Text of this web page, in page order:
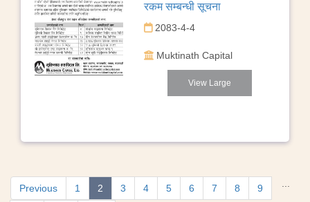
रकम सम्बन्धी सूचना
2083-4-4
Muktinath Capital
View Large
Previous 1 2 3 4 5 6 7 8 9